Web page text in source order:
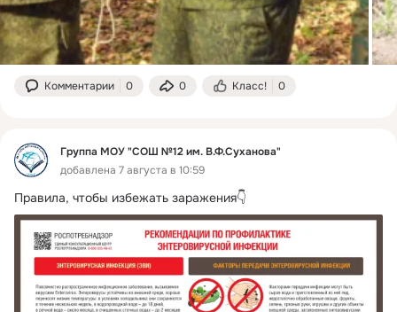
Комментарии 0 0 Класс! 0
Группа МОУ "СОШ №12 им. В.Ф.Суханова"
добавлена 7 августа в 10:59
Правила, чтобы избежать заражения👇